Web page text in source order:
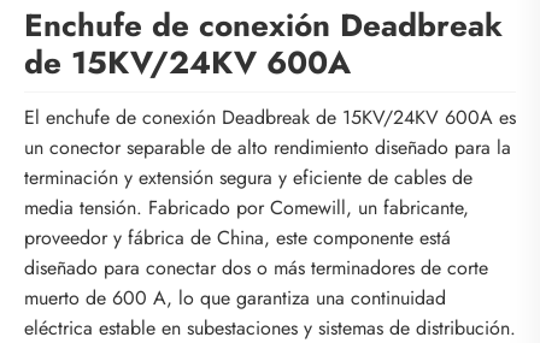
Enchufe de conexión Deadbreak
de 15KV/24KV 600A
El enchufe de conexión Deadbreak de 15KV/24KV 600A es
un conector separable de alto rendimiento diseñado para la
terminación y extensión segura y eficiente de cables de
media tensión. Fabricado por Comewill, un fabricante,
proveedor y fábrica de China, este componente está
diseñado para conectar dos o más terminadores de corte
muerto de 600 A, lo que garantiza una continuidad
eléctrica estable en subestaciones y sistemas de distribución.